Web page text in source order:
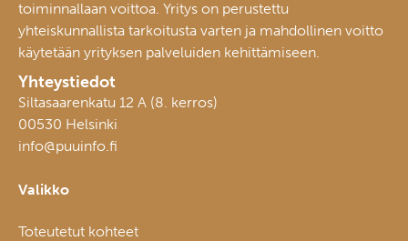
toiminnallaan voittoa. Yritys on perustettu
yhteiskunnallista tarkoitusta varten ja mahdollinen voitto
käytetään yrityksen palveluiden kehittämiseen.
Yhteystiedot
Siltasaarenkatu 12 A (8. kerros)
00530 Helsinki
info@puuinfo.fi
Valikko
Toteutetut kohteet